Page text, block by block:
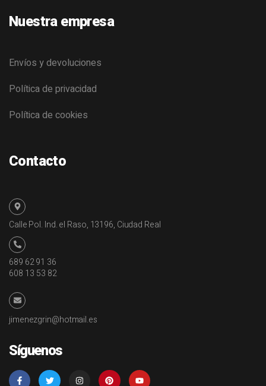
Nuestra empresa
Envíos y devoluciones
Política de privacidad
Política de cookies
Contacto
Calle Pol. Ind. el Raso, 13196, Ciudad Real
689 62 91 36
608 13 53 82
jimenezgrin@hotmail.es
Síguenos